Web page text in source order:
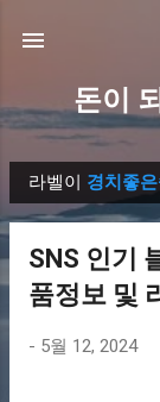
돈이
글
라벨이 경치좋
SNS 인기
품정보 및
- 5월 12, 2024